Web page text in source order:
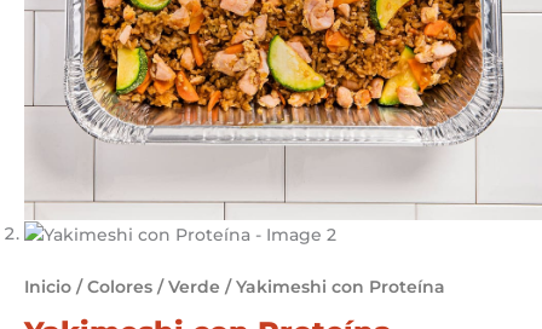
Inicio /Colores /Verde / Yakimeshi con Proteína